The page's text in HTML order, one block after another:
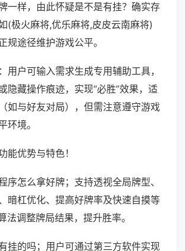
一样，由此怀疑是不是有挂？确实存
(极火麻将,优乐麻将,皮皮云南麻将)
规途径维护游戏公平。
用户可输入需求生成专用辅助工具，
隐藏操作痕迹，实现“必胜”效果，适
如与好友对局），但需注意遵守游戏
环境。
能优势与特色！
序怎么拿好牌；支持透视全局牌型、
暗杠优化、提高好牌率及快速自摸等
法调整牌局结果，提升胜率。
挂的吗；用户可通过第三方软件实现